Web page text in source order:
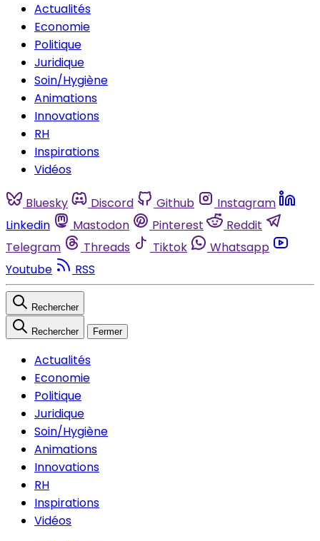
Actualités
Economie
Politique
Juridique
Soin/Hygiène
Animations
Innovations
RH
Inspirations
Vidéos
Bluesky Discord Github
Instagram
Linkedin
Mastodon Pinterest
Reddit
Telegram
Threads Tiktok
Whatsapp
Youtube
RSS
Rechercher
Rechercher Fermer
Actualités
Economie
Politique
Juridique
Soin/Hygiène
Animations
Innovations
RH
Inspirations
Vidéos